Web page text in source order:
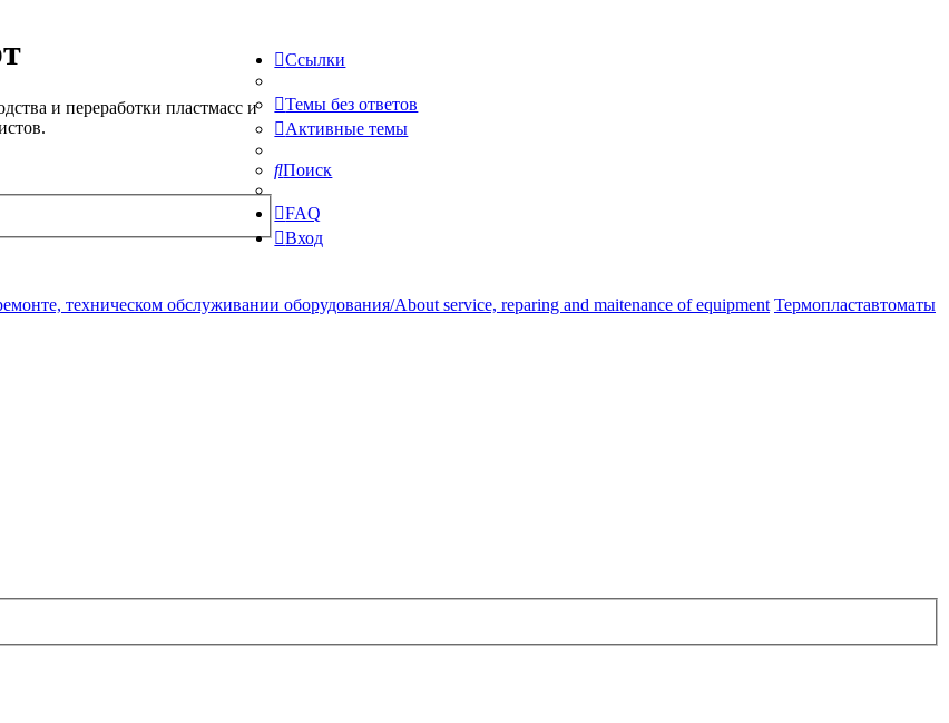
и переработки пластмасс и
Ссылки
Темы без ответов
Активные темы
Поиск
FAQ
Вход
техническом обслуживании оборудования/About service, reparing and maitenance of equipment Термопластавтоматы